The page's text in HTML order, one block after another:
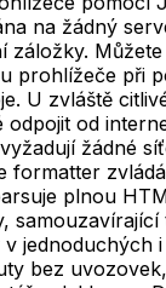
na žádný
záložky.
prohlížeče při
U zvláště
odpojit od
žádné
formatter
plnou
samouzavírající
jednoduchých
bez